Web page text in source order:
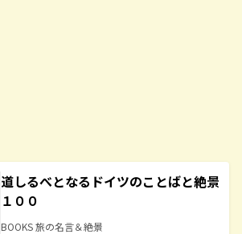
道しるべとなるドイツのことばと絶景
１００
BOOKS 旅の名言＆絶景